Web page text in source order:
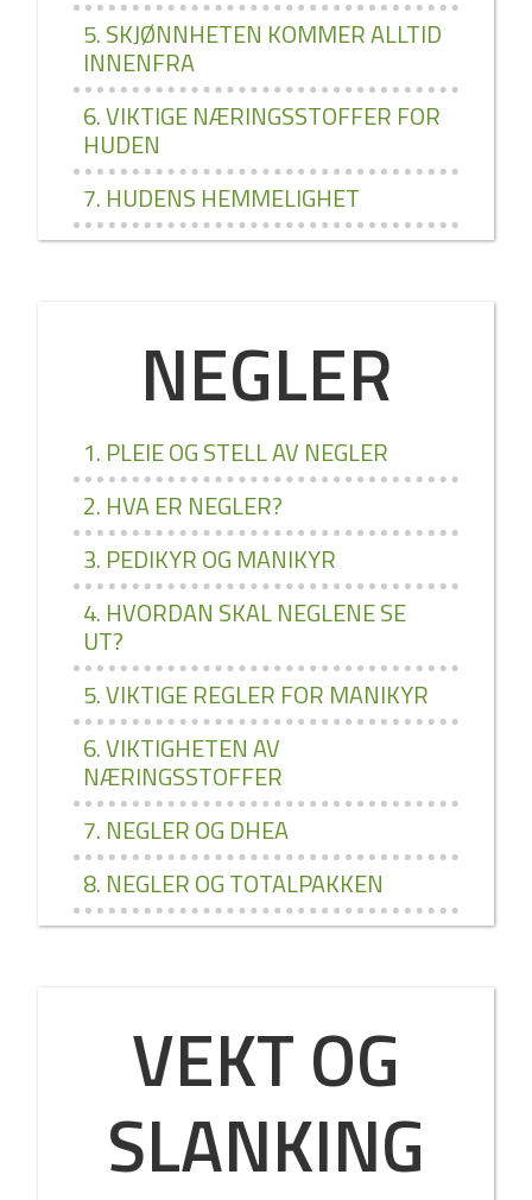
5. SKJØNNHETEN KOMMER ALLTID
INNENFRA
6. VIKTIGE NÆRINGSSTOFFER FOR
HUDEN
7. HUDENS HEMMELIGHET
NEGLER
1. PLEIE OG STELL AV NEGLER
2. HVA ER NEGLER?
3. PEDIKYR OG MANIKYR
4. HVORDAN SKAL NEGLENE SE
UT?
5. VIKTIGE REGLER FOR MANIKYR
6. VIKTIGHETEN AV
NÆRINGSSTOFFER
7. NEGLER OG DHEA
8. NEGLER OG TOTALPAKKEN
VEKT OG
SLANKING